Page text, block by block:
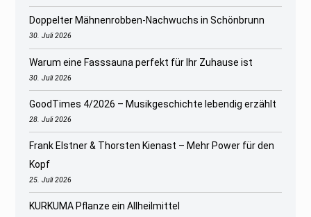
Doppelter Mähnenrobben-Nachwuchs in Schönbrunn
30. Juli 2026
Warum eine Fasssauna perfekt für Ihr Zuhause ist
30. Juli 2026
GoodTimes 4/2026 – Musikgeschichte lebendig erzählt
28. Juli 2026
Frank Elstner & Thorsten Kienast – Mehr Power für den
Kopf
25. Juli 2026
KURKUMA Pflanze ein Allheilmittel